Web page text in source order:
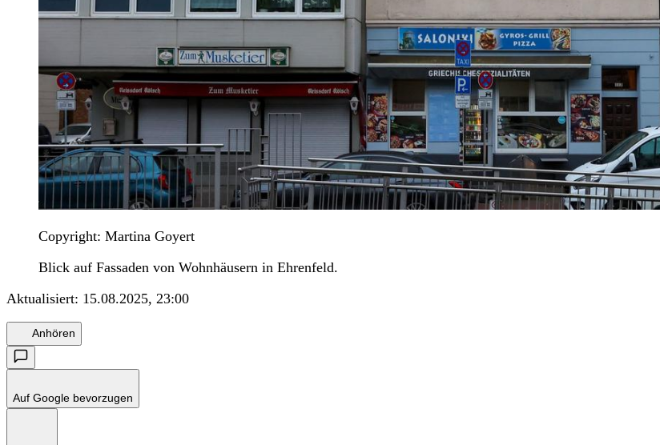
Copyright: Martina Goyert
Blick auf Fassaden von Wohnhäusern in Ehrenfeld.
Aktualisiert: 15.08.2025, 23:00
Anhören
Auf Google bevorzugen